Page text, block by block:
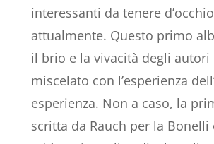
interessanti da tenere d’occhio
attualmente. Questo primo
il brio e la vivacità degli autori
miscelato con l’esperienza
esperienza. Non a caso, la
scritta da Rauch per la Bonelli